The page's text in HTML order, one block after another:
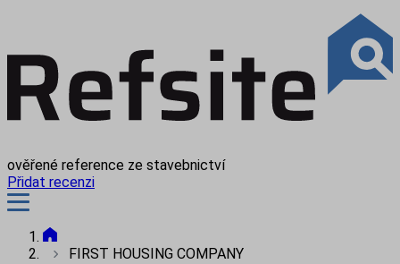
ověřené reference ze stavebnictví
Přidat recenzi
FIRST HOUSING COMPANY